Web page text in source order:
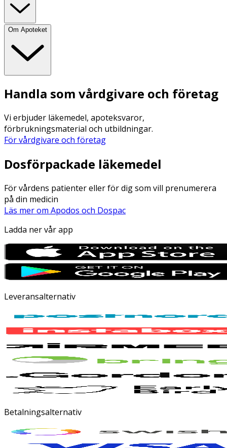
Om Apoteket
Handla som vårdgivare och företag
Vi erbjuder läkemedel, apoteksvaror,
förbrukningsmaterial och utbildningar.
För vårdgivare och företag
Dosförpackade läkemedel
För vårdens patienter eller för dig som vill prenumerera
på din medicin
Läs mer om Apodos och Dospac
Ladda ner vår app
Leveransalternativ
Betalningsalternativ